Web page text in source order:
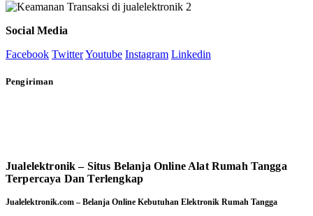
Social Media
Facebook TwitterYoutube Instagram Linkedin
Pengiriman
Jualelektronik – Situs Belanja Online Alat Rumah Tangga
Terpercaya Dan Terlengkap
Jualelektronik.com – Belanja Online Kebutuhan Elektronik Rumah Tangga